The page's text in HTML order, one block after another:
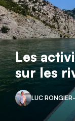
Les
sur les
LUC RONGIER